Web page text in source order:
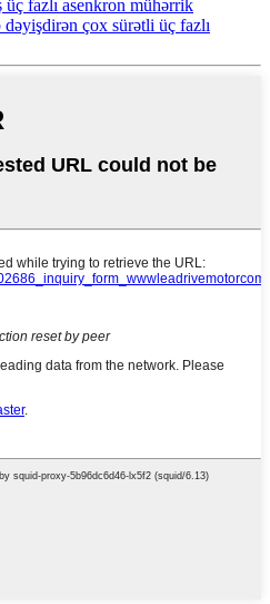
fazlı asenkron mühərrik
çox sürətli üç fazlı